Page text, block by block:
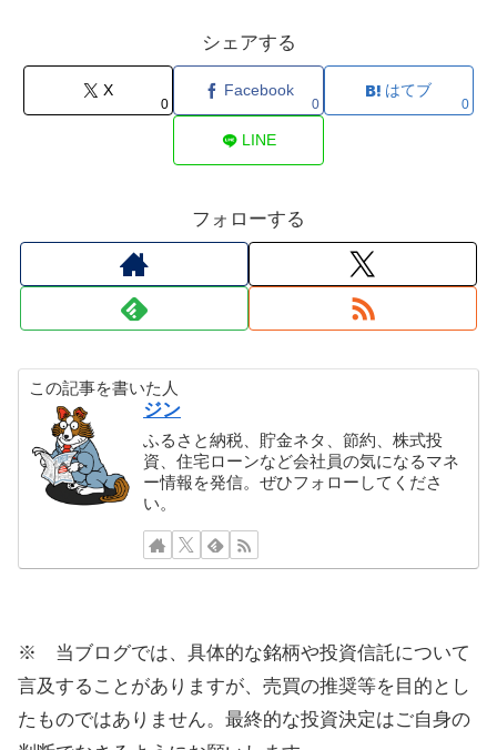
シェアする
X
0
Facebook
0
はてブ
0
LINE
フォローする
この記事を書いた人
ジン
ふるさと納税、貯金ネタ、節約、株式投
資、住宅ローンなど会社員の気になるマネ
ー情報を発信。ぜひフォローしてくださ
い。
※ 当ブログでは、具体的な銘柄や投資信託について
言及することがありますが、売買の推奨等を目的とし
たものではありません。最終的な投資決定はご自身の